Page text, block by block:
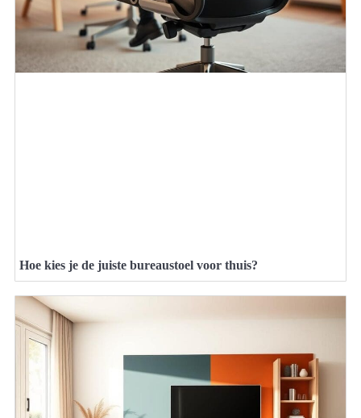
Hoe kies je de juiste bureaustoel voor thuis?